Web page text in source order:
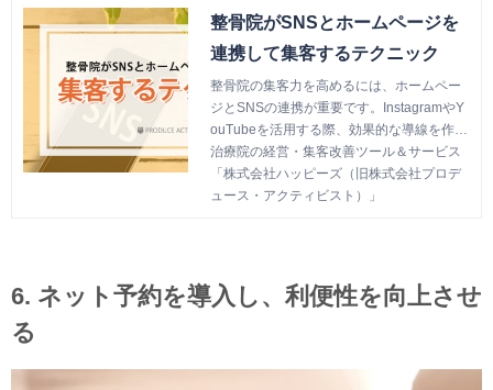
整骨院がSNSとホームページを
連携して集客するテクニック
整骨院の集客力を高めるには、ホームペー
ジとSNSの連携が重要です。InstagramやY
ouTubeを活用する際、効果的な導線を作る
ことで集客効果が大きく変わります。今回
は、その連携方法を2つのやり方に分けて解
説します。
治療院の経営・集客改善ツール＆サービス
「株式会社ハッピーズ（旧株式会社プロデ
ュース・アクティビスト）」
6. ネット予約を導入し、利便性を向上させ
る